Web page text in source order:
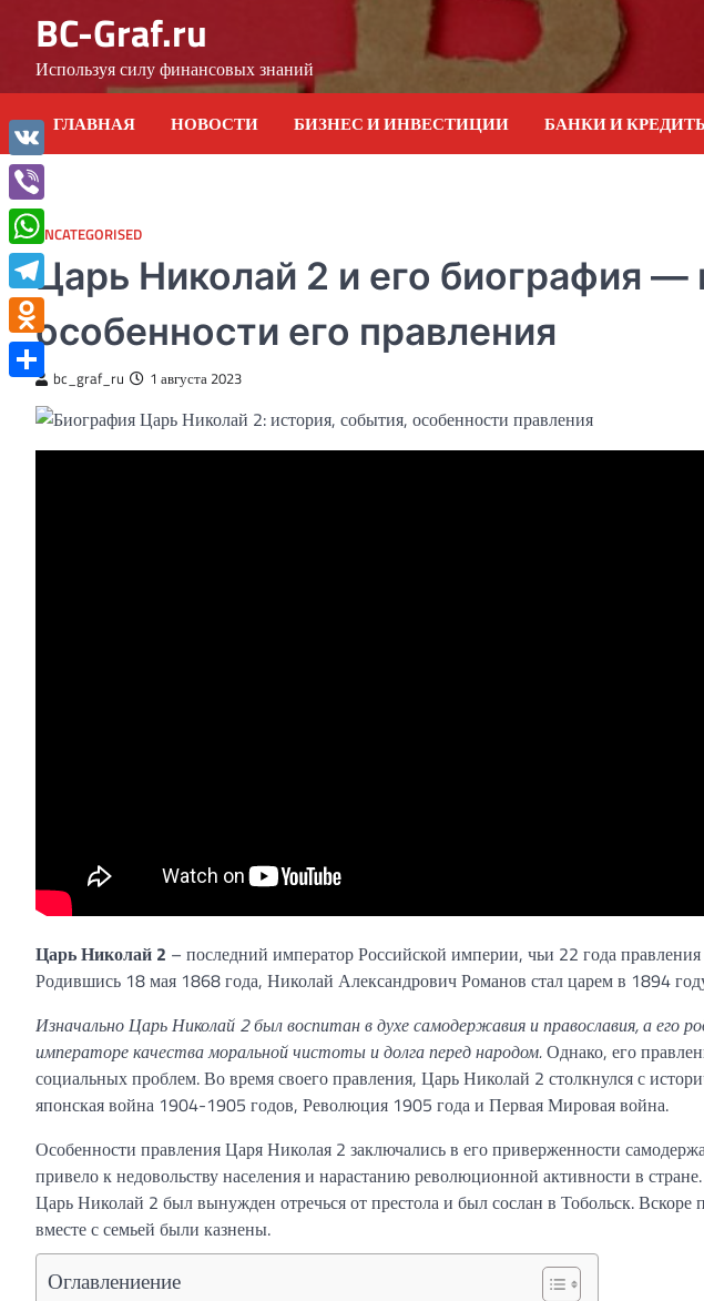
content
BC-Graf.ru
Используя силу финансовых знаний
ГЛАВНАЯ НОВОСТИ БИЗНЕС И ИНВЕСТИЦИИ БАНКИ И
UNCATEGORISED
Царь Николай 2 и его биография —
особенности его правления
bc_graf_ru 1 августа 2023
Царь Николай 2 – последний император Российской империи, чьи 22 года
Родившись 18 мая 1868 года, Николай Александрович Романов стал царем в 1894
Изначально Царь Николай 2 был воспитан в духе самодержавия и православия, а его
императоре качества моральной чистоты и долга перед народом.Однако, его
социальных проблем. Во время своего правления, Царь Николай 2 столкнулся с
японская война 1904-1905 годов, Революция 1905 года и Первая Мировая война.
Особенности правления Царя Николая 2 заключались в его приверженности
привело к недовольству населения и нарастанию революционной активности в
Царь Николай 2 был вынужден отречься от престола и был сослан в Тобольск.
вместе с семьей были казнены.
Оглавлениение
VK
Viber
WhatsApp
Telegram
Odnoklassniki
Отправить